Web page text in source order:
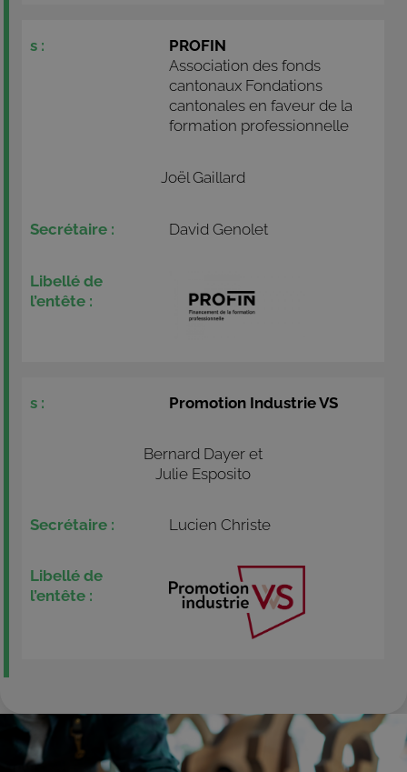
PROFIN
Association des fonds
cantonaux Fondations
cantonales en faveur de la
formation professionnelle
Joël Gaillard
David Genolet
Promotion Industrie VS
Bernard Dayer et
Julie Esposito
Lucien Christe